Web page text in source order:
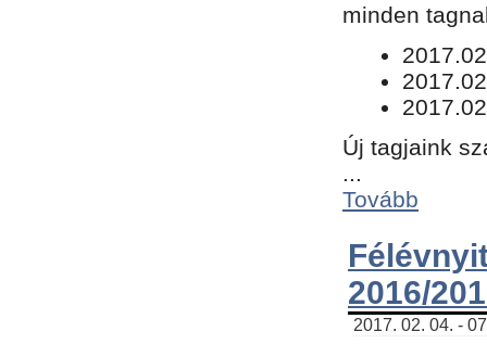
minden
Új tagjaink
...
Tovább
2016/
2017. 02. 04. -